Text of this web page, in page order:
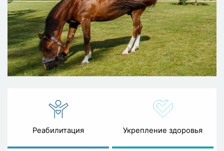
Реабилитация Укрепление здоровья